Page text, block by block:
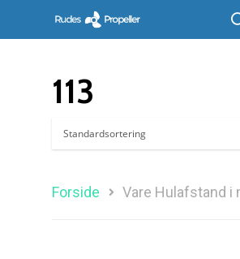
Søg efter et produkt, og tryk på
113
Forside Vare Hulafstand i